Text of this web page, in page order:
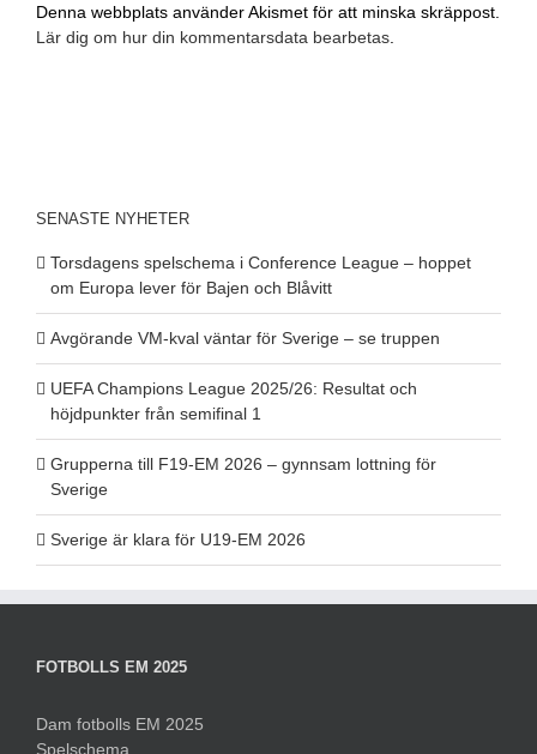
Denna webbplats använder Akismet för att minska skräppost.
Lär dig om hur din kommentarsdata bearbetas
SENASTE NYHETER
Torsdagens spelschema i Conference League – hoppet
om Europa lever för Bajen och Blåvitt
Avgörande VM-kval väntar för Sverige – se truppen
UEFA Champions League 2025/26: Resultat och
höjdpunkter från semifinal 1
Grupperna till F19-EM 2026 – gynnsam lottning för
Sverige
Sverige är klara för U19-EM 2026
FOTBOLLS EM 2025
Dam fotbolls EM 2025
Spelschema